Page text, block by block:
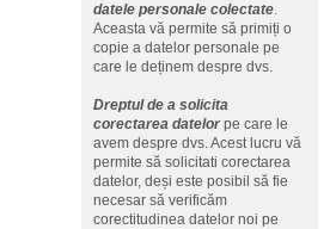
datele personale colectate.
Aceasta vă permite să primiți o
copie a datelor personale pe
care le deținem despre dvs.
Dreptul de a solicita
corectarea datelor pe care le
avem despre dvs. Acest lucru vă
permite să solicitati corectarea
datelor, deși este posibil să fie
necesar să verificăm
corectitudinea datelor noi pe